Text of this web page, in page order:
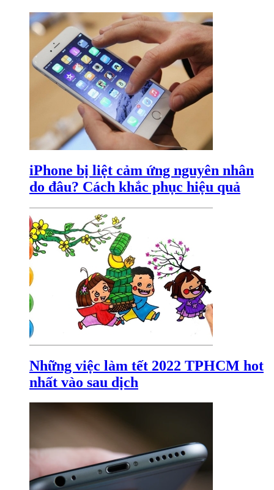
iPhone bị liệt cảm ứng nguyên nhân
do đâu? Cách khắc phục hiệu quả
Những việc làm tết 2022 TPHCM hot
nhất vào sau dịch